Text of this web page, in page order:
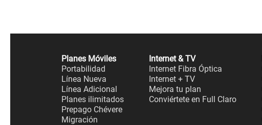
Planes Móviles
Portabilidad
Línea Nueva
Línea Adicional
Planes ilimitados
Prepago Chévere
Migración
Internet & TV
Internet Fibra Óptica
Internet + TV
Mejora tu plan
Conviértete en Full Claro